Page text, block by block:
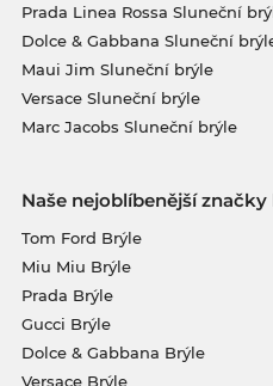
Prada Linea Rossa Sluneční
Dolce & Gabbana Sluneční
Maui Jim Sluneční brýle
Versace Sluneční brýle
Marc Jacobs Sluneční brýle
Naše nejoblíbenější značky
Tom Ford Brýle
Miu Miu Brýle
Prada Brýle
Gucci Brýle
Dolce & Gabbana Brýle
Versace Brýle